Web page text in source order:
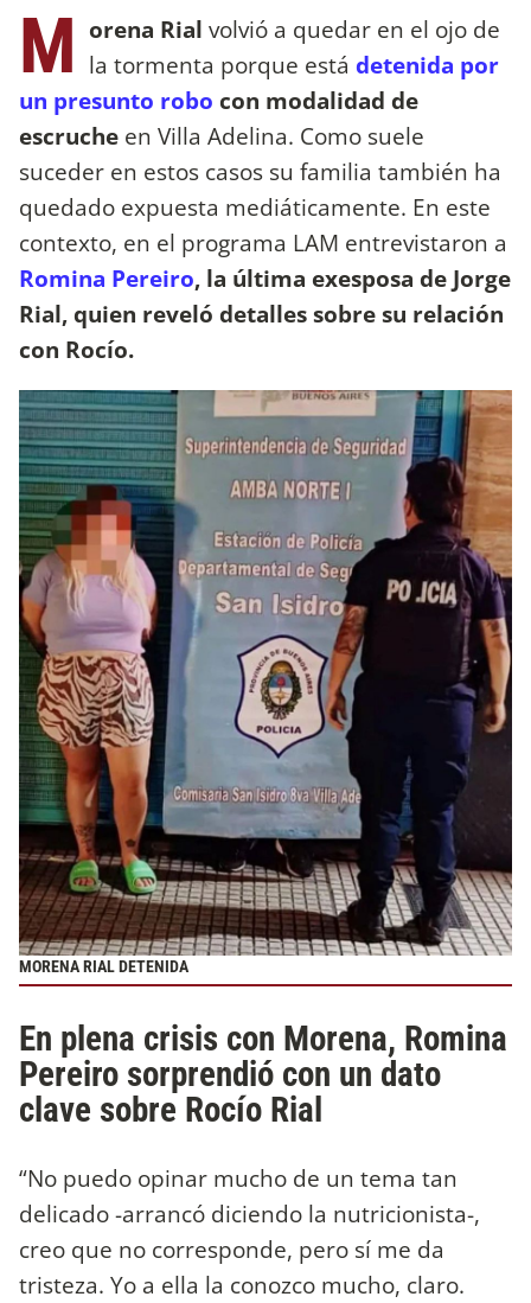
M orena Rial volvió a quedar en el ojo de
la tormenta porque está detenida por
un presunto robo con modalidad de
escruche en Villa Adelina. Como suele
suceder en estos casos su familia también ha
quedado expuesta mediáticamente. En este
contexto, en el programa LAM entrevistaron a
Romina Pereiro, la última exesposa de Jorge
Rial, quien reveló detalles sobre su relación
con Rocío.
MORENA RIAL DETENIDA
En plena crisis con Morena, Romina
Pereiro sorprendió con un dato
clave sobre Rocío Rial
“No puedo opinar mucho de un tema tan
delicado -arrancó diciendo la nutricionista-,
creo que no corresponde, pero sí me da
tristeza. Yo a ella la conozco mucho, claro.